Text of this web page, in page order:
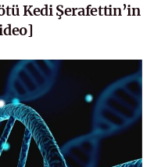
Kedi Şerafettin’in